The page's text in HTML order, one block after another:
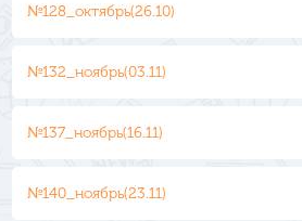
№128_октябрь(26.10)
№132_ноябрь(03.11)
№137_ноябрь(16.11)
№140_ноябрь(23.11)